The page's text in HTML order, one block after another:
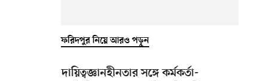
ফরিদপুর নিয়ে আরও পড়ুন
দায়িত্বজ্ঞানহীনতার সঙ্গে কর্মকর্তা-